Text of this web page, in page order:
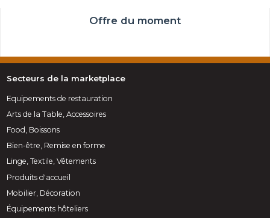
Offre du moment
Secteurs de la marketplace
Equipements de restauration
Arts de la Table, Accessoires
Food, Boissons
Bien-être, Remise en forme
Linge, Textile, Vêtements
Produits d'accueil
Mobilier, Décoration
Équipements hôteliers